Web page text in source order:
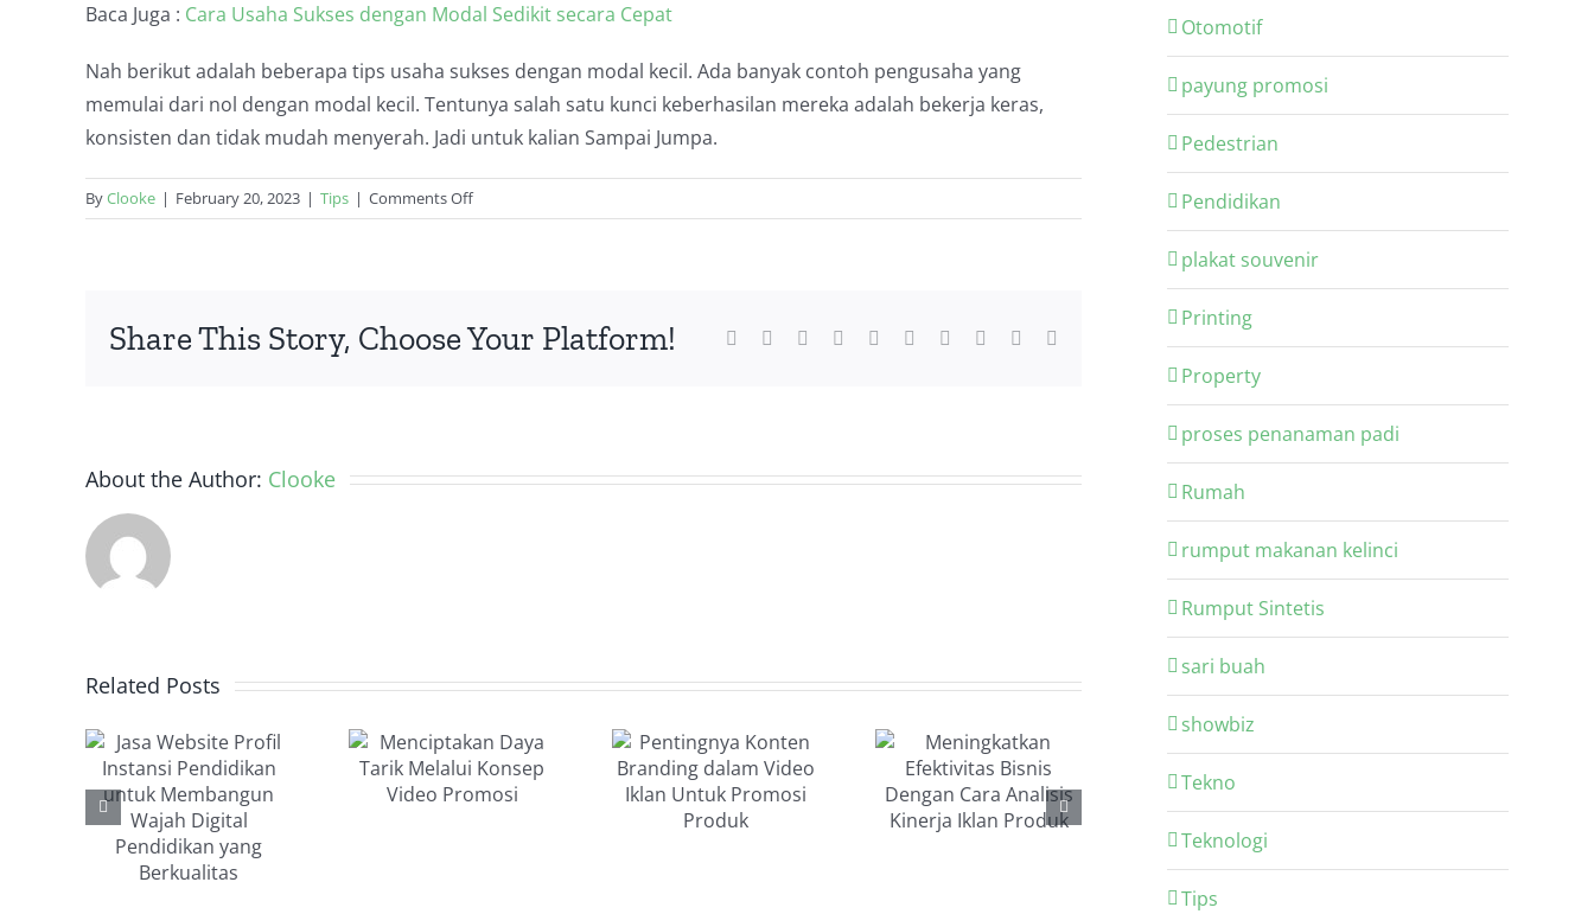
Baca Juga : Cara Usaha Sukses dengan Modal Sedikit secara Cepat
Nah berikut adalah beberapa tips usaha sukses dengan modal kecil. Ada banyak contoh pengusaha yang
memulai dari nol dengan modal kecil. Tentunya salah satu kunci keberhasilan mereka adalah bekerja keras,
konsisten dan tidak mudah menyerah. Jadi untuk kalian Sampai Jumpa.
ByClooke | February 20, 2023 | Tips | Comments Offon
Tips
Modal
Share This Story, Choose Your Platform! Facebook
TwitterReddit LinkedInWhatsApp
TumblrPinterest Xing
About the Author: Clooke
Related PostsMenciptakan
Daya Tarik
Melalui
Konsep
Video
Konten
Branding
dalam
Dengan
Cara
Otomotif
payung promosi
Pedestrian
Pendidikan
plakat souvenir
Printing
Property
proses penanaman padi
Rumah
rumput makanan kelinci
Rumput Sintetis
sari buah
showbiz
Tekno
Teknologi
Tips